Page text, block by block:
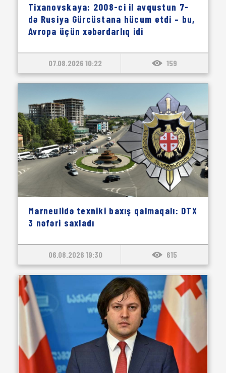
Tixanovskaya: 2008-ci il avqustun 7-
də Rusiya Gürcüstana hücum etdi – bu,
Avropa üçün xəbərdarlıq idi
07.08.2026 10:22 159
Marneulidə texniki baxış qalmaqalı: DTX
3 nəfəri saxladı
06.08.2026 19:30 615